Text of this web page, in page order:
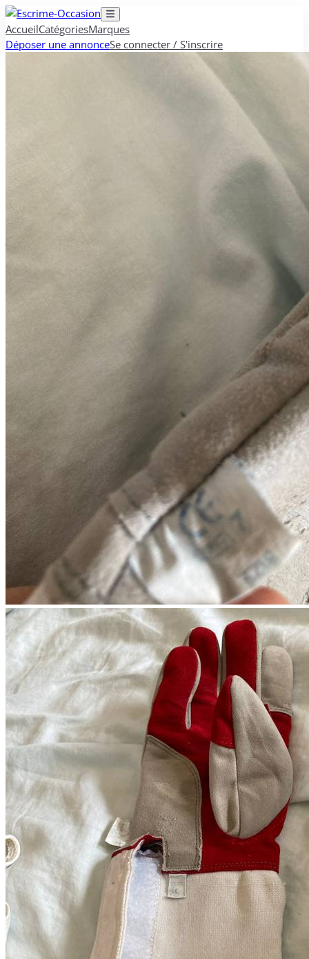
AccueilCatégoriesMarques
Déposer une annonceSe connecter / S'inscrire